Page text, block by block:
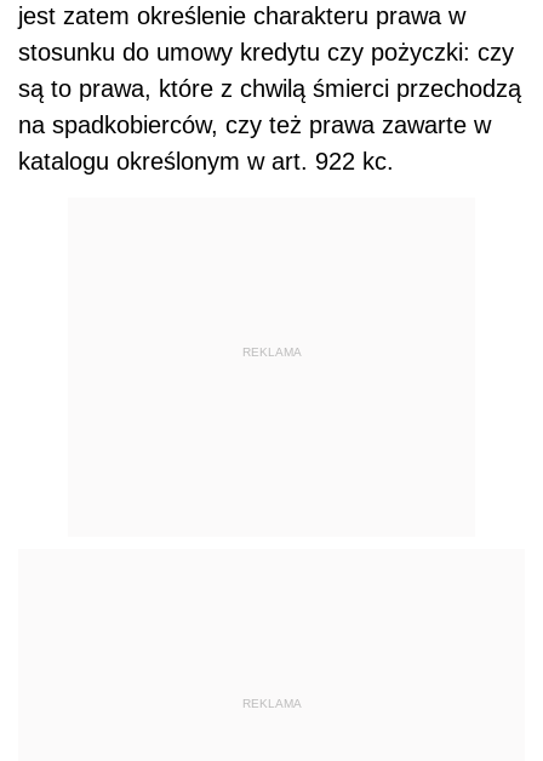
jest zatem określenie charakteru prawa w
stosunku do umowy kredytu czy pożyczki: czy
są to prawa, które z chwilą śmierci przechodzą
na spadkobierców, czy też prawa zawarte w
katalogu określonym w art. 922 kc.
REKLAMA
REKLAMA